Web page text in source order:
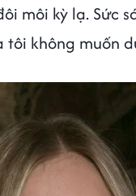
môi kỳ lạ. Sức
không muốn